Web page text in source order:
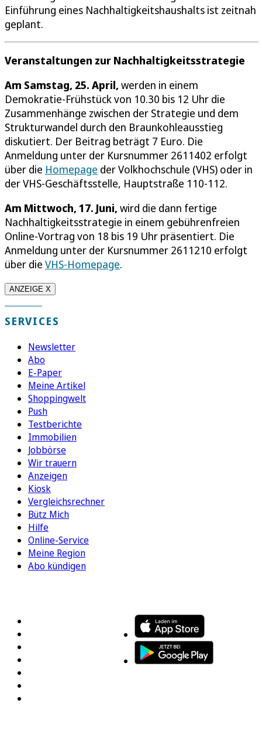
Einführung eines Nachhaltigkeitshaushalts ist zeitnah
geplant.
Veranstaltungen zur Nachhaltigkeitsstrategie
Am Samstag, 25. April, werden in einem
Demokratie-Frühstück von 10.30 bis 12 Uhr die
Zusammenhänge zwischen der Strategie und dem
Strukturwandel durch den Braunkohleausstieg
diskutiert. Der Beitrag beträgt 7 Euro. Die
Anmeldung unter der Kursnummer 2611402 erfolgt
über die Homepage der Volkhochschule (VHS) oder in
der VHS-Geschäftsstelle, Hauptstraße 110-112.
Am Mittwoch, 17. Juni, wird die dann fertige
Nachhaltigkeitsstrategie in einem gebührenfreien
Online-Vortrag von 18 bis 19 Uhr präsentiert. Die
Anmeldung unter der Kursnummer 2611210 erfolgt
über die VHS-Homepage.
ANZEIGE X
SERVICES
Newsletter
Abo
E-Paper
Meine Artikel
Shoppingwelt
Push
Testberichte
Immobilien
Jobbörse
Wir trauern
Anzeigen
Kiosk
Vergleichsrechner
Bütz Mich
Hilfe
Online-Service
Meine Region
Abo kündigen